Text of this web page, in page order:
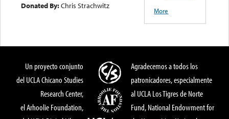
Donated By:Chris Strachwitz
More
Un proyecto conjunto
del UCLA Chicano Studies
Research Center,
el Arhoolie Foundation,
Agradecemos a todos los
patronicadores, especialmente
al UCLA Los Tigres de Norte
Fund, National Endowment for